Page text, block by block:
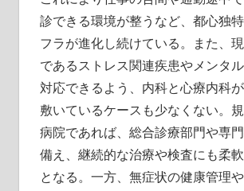
診できる環境が整うなど、都心独
フラが進化し続けている。また、
であるストレス関連疾患やメンタ
対応できるよう、内科と心療内科
敷いているケースも少なくない。
病院であれば、総合診療部門や専
備え、継続的な治療や検査にも柔
となる。一方、無症状の健康管理や